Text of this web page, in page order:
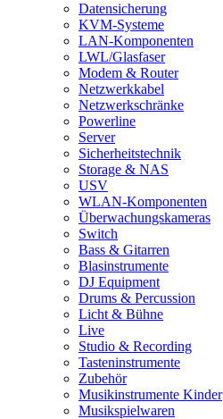
Datensicherung
KVM-Systeme
LAN-Komponenten
LWL/Glasfaser
Modem & Router
Netzwerkkabel
Netzwerkschränke
Powerline
Server
Sicherheitstechnik
Storage & NAS
USV
WLAN-Komponenten
Überwachungskameras
Switch
Bass & Gitarren
Blasinstrumente
DJ Equipment
Drums & Percussion
Licht & Bühne
Live
Studio & Recording
Tasteninstrumente
Zubehör
Musikinstrumente Kinder
Musikspielwaren